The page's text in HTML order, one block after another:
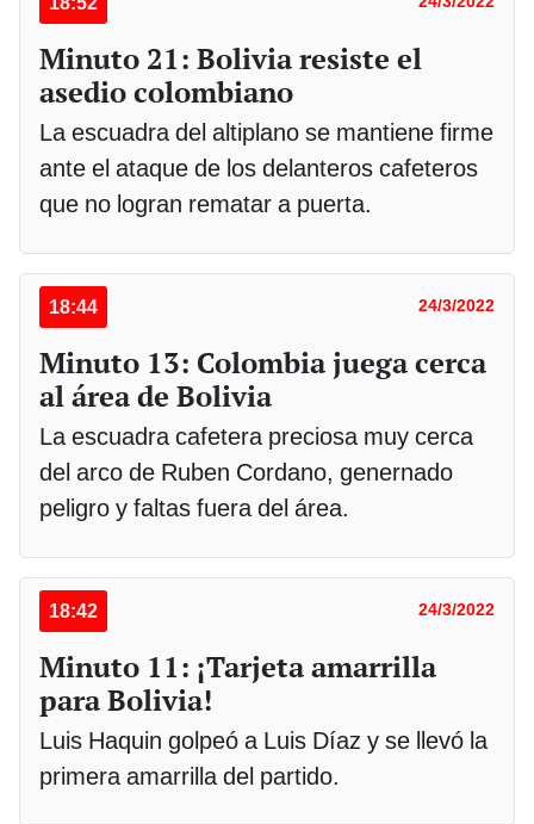
Minuto 21: Bolivia resiste el
asedio colombiano
La escuadra del altiplano se mantiene firme
ante el ataque de los delanteros cafeteros
que no logran rematar a puerta.
18:44 24/3/2022
Minuto 13: Colombia juega cerca
al área de Bolivia
La escuadra cafetera preciosa muy cerca
del arco de Ruben Cordano, genernado
peligro y faltas fuera del área.
18:42 24/3/2022
Minuto 11: ¡Tarjeta amarrilla
para Bolivia!
Luis Haquin golpeó a Luis Díaz y se llevó la
primera amarrilla del partido.